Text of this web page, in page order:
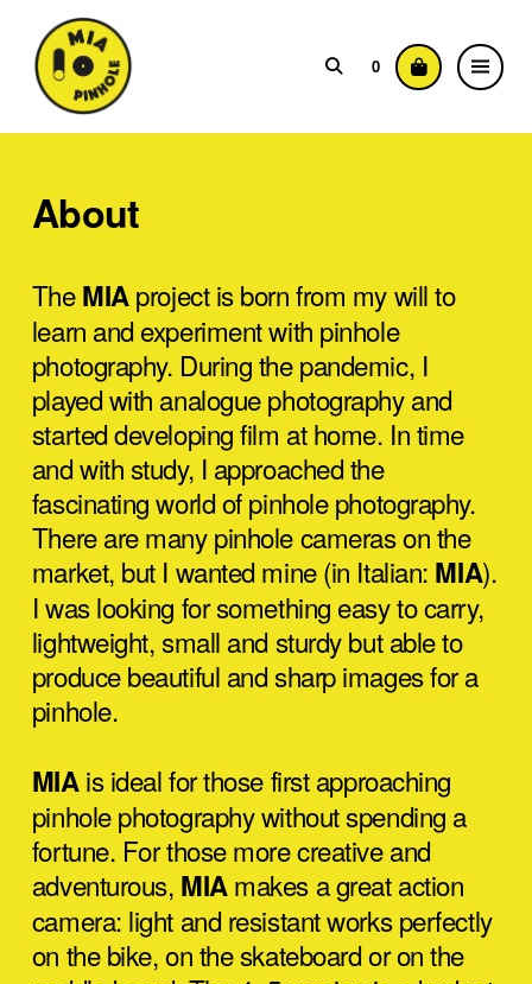
0
About
TheMIAproject is born from my will to
learn and experiment with pinhole
photography. During the pandemic, I
played with analogue photography and
started developing film at home. In time
and with study, I approached the
fascinating world of pinhole photography.
There are many pinhole cameras on the
market, but I wanted mine (in Italian: MIA).
I was looking for something easy to carry,
lightweight, small and sturdy but able to
produce beautiful and sharp images for a
pinhole.
MIAis ideal for those first approaching
pinhole photography without spending a
fortune. For those more creative and
adventurous, MIAmakes a great action
camera: light and resistant works perfectly
on the bike, on the skateboard or on the